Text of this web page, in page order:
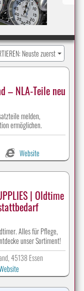
Neuste zuerst
– NLA-Teile neu
melden,
ermöglichen.
Website
| Oldtime
Alles für Pflege,
unser Sortiment!
45138 Essen